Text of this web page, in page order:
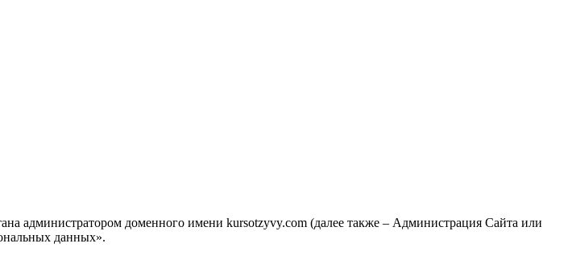
администратором доменного имени kursotzyvy.com (далее также – Администрация Сайта или
данных».